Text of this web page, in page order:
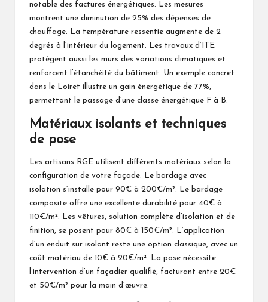
notable des factures énergétiques. Les mesures
montrent une diminution de 25% des dépenses de
chauffage. La température ressentie augmente de 2
degrés à l’intérieur du logement. Les travaux d’ITE
protègent aussi les murs des variations climatiques et
renforcent l’étanchéité du bâtiment. Un exemple concret
dans le Loiret illustre un gain énergétique de 77%,
permettant le passage d’une classe énergétique F à B.
Matériaux isolants et techniques
de pose
Les artisans RGE utilisent différents matériaux selon la
configuration de votre façade. Le bardage avec
isolation s’installe pour 90€ à 200€/m². Le bardage
composite offre une excellente durabilité pour 40€ à
110€/m². Les vêtures, solution complète d’isolation et de
finition, se posent pour 80€ à 150€/m². L’application
d’un enduit sur isolant reste une option classique, avec un
coût matériau de 10€ à 20€/m². La pose nécessite
l’intervention d’un façadier qualifié, facturant entre 20€
et 50€/m² pour la main d’œuvre.